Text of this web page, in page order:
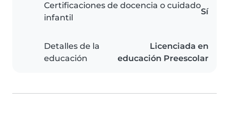
Certificaciones de docencia o cuidado
infantil
Sí
Detalles de la
educación
Licenciada en
educación Preescolar